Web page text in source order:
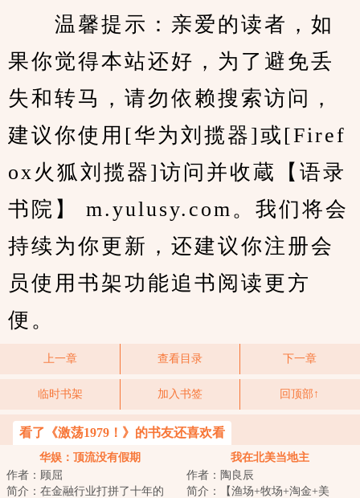
温馨提示：亲爱的读者，如
果你觉得本站还好，为了避免丢
失和转马，请勿依赖搜索访问，
建议你使用[华为刘揽器]或[Firef
ox火狐刘揽器]访问并收蔵【语录
书院】 m.yulusy.com。我们将会
持续为你更新，还建议你注册会
员使用书架功能追书阅读更方
便。
上一章 查看目录 下一章
临时书架 加入书签 回顶部↑
看了《激荡1979！》的书友还喜欢看
华娱：顶流没有假期
作者：顾屈
简介：在金融行业打拼了十年的
我在北美当地主
作者：陶良辰
简介：【渔场+牧场+淘金+美